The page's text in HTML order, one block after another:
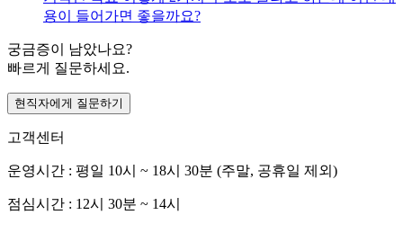
용이 들어가면 좋을까요?
궁금증이 남았나요?
빠르게 질문하세요.
현직자에게 질문하기
고객센터
운영시간 : 평일 10시 ~ 18시 30분 (주말, 공휴일 제외)
점심시간 : 12시 30분 ~ 14시